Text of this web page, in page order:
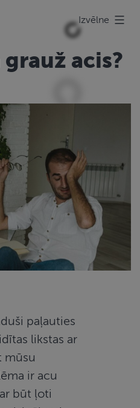
Izvēlne
acis?
paļauties
likstas ar
mūsu
ir acu
būt ļoti